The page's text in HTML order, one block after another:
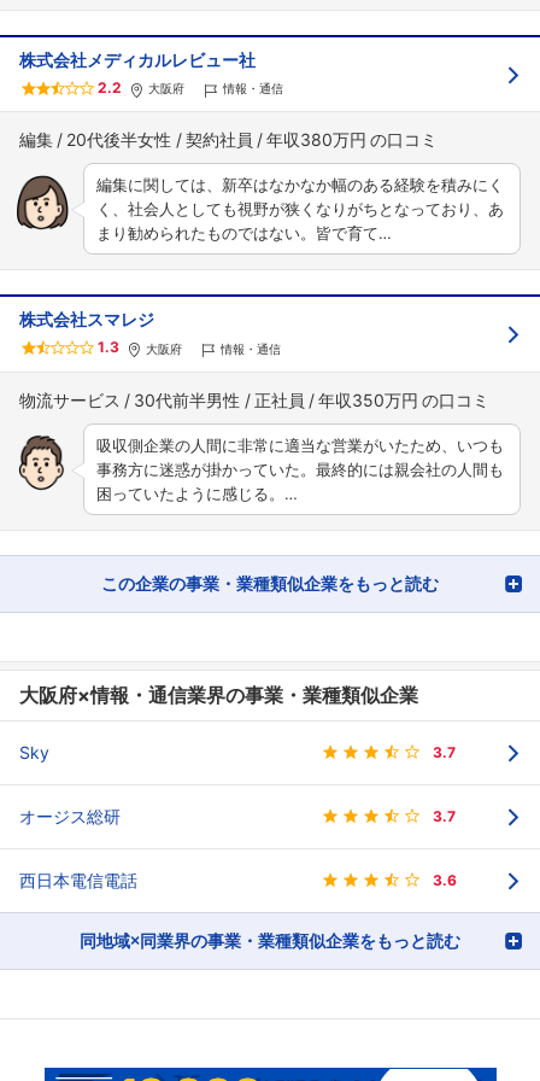
株式会社メディカルレビュー社
2.2 大阪府 情報・通信
編集 20代後半女性 契約社員 年収380万円
編集に関しては、新卒はなかなか幅のある経験を積みにく
く、社会人としても視野が狭くなりがちとなっており、あ
まり勧められたものではない。皆で育て…
株式会社スマレジ
1.3 大阪府 情報・通信
物流サービス 30代前半男性 正社員 年収350万円
吸収側企業の人間に非常に適当な営業がいたため、いつも
事務方に迷惑が掛かっていた。最終的には親会社の人間も
困っていたように感じる。…
この企業の事業・業種類似企業をもっと読む
大阪府×情報・通信業界の事業・業種類似企業
Sky 3.7
オージス総研 3.7
西日本電信電話 3.6
同地域×同業界の事業・業種類似企業をもっと読む